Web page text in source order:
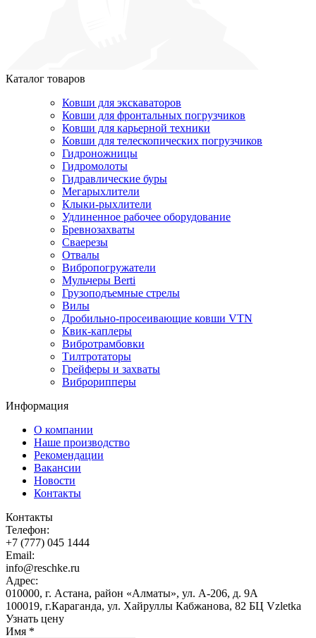
Каталог товаров
Ковши для экскаваторов
Ковши для фронтальных погрузчиков
Ковши для карьерной техники
Ковши для телескопических погрузчиков
Гидроножницы
Гидромолоты
Гидравлические буры
Мегарыхлители
Клыки-рыхлители
Удлиненное рабочее оборудование
Бревнозахваты
Сваерезы
Отвалы
Вибропогружатели
Мульчеры Berti
Грузоподъемные стрелы
Вилы
Дробильно-просеивающие ковши VTN
Квик-каплеры
Вибротрамбовки
Тилтротаторы
Грейферы и захваты
Виброрипперы
Информация
О компании
Наше производство
Рекомендации
Вакансии
Новости
Контакты
Контакты
Телефон:
+7 (777) 045 1444
Email:
info@reschke.ru
Адрес:
010000, г. Астана, район «Алматы», ул. А-206, д. 9А
100019, г.Караганда, ул. Хайруллы Кабжанова, 82 БЦ Vzletka
Узнать цену
Имя *